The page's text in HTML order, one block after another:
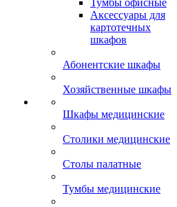
Тумбы офисные
Аксессуары для
картотечных
шкафов
Абонентские шкафы
Хозяйственные шкафы
Шкафы медицинские
Столики медицинские
Столы палатные
Тумбы медицинские